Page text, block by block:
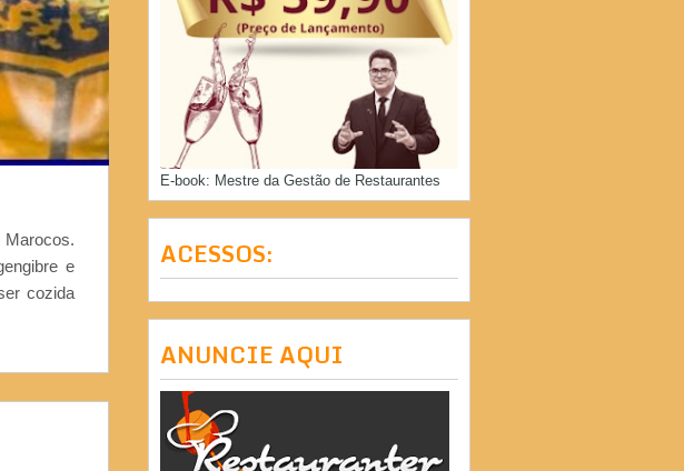
Marocos.
e
cozida
E-book: Mestre da Gestão de Restaurantes
ACESSOS:
ANUNCIE AQUI